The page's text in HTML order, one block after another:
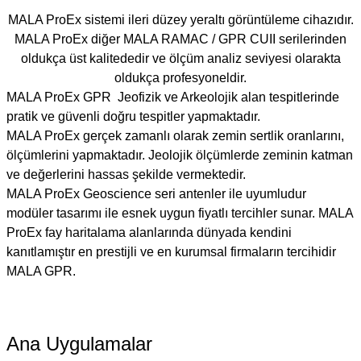
MALA ProEx sistemi ileri düzey yeraltı görüntüleme cihazıdır.
MALA ProEx diğer MALA RAMAC / GPR CUII serilerinden
oldukça üst kalitededir ve ölçüm analiz seviyesi olarakta
oldukça profesyoneldir.
MALA ProEx GPR Jeofizik ve Arkeolojik alan tespitlerinde
pratik ve güvenli doğru tespitler yapmaktadır.
MALA ProEx gerçek zamanlı olarak zemin sertlik oranlarını,
ölçümlerini yapmaktadır. Jeolojik ölçümlerde zeminin katman
ve değerlerini hassas şekilde vermektedir.
MALA ProEx Geoscience seri antenler ile uyumludur
modüler tasarımı ile esnek uygun fiyatlı tercihler sunar. MALA
ProEx fay haritalama alanlarında dünyada kendini
kanıtlamıştır en prestijli ve en kurumsal firmaların tercihidir
MALA GPR.
Ana Uygulamalar